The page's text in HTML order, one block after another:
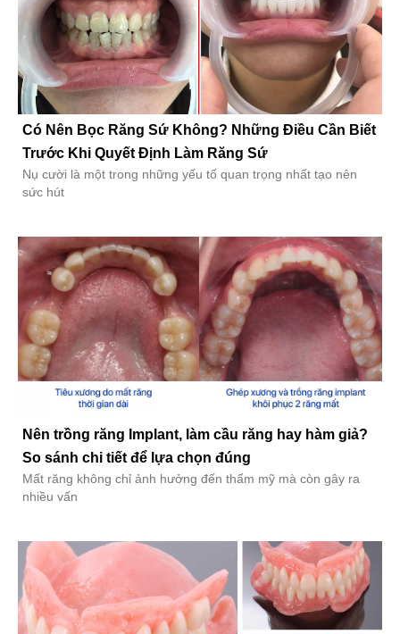
Có Nên Bọc Răng Sứ Không? Những Điều Cần Biết
Trước Khi Quyết Định Làm Răng Sứ
Nụ cười là một trong những yếu tố quan trọng nhất tạo nên
sức hút
Nên trồng răng Implant, làm cầu răng hay hàm giả?
So sánh chi tiết để lựa chọn đúng
Mất răng không chỉ ảnh hưởng đến thẩm mỹ mà còn gây ra
nhiều vấn